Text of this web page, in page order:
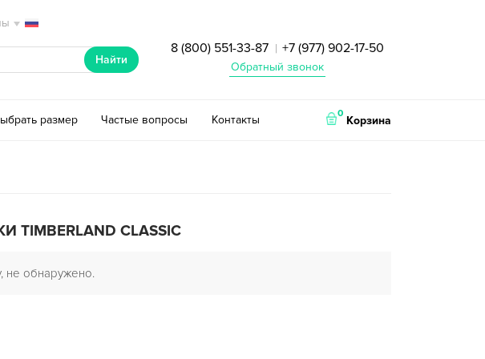
Найти
8 (800) 551-33-87 | +7 (977) 902-17-50
Обратный звонок
размер Частые вопросы Контакты 0
Корзина
TIMBERLAND CLASSIC
не обнаружено.